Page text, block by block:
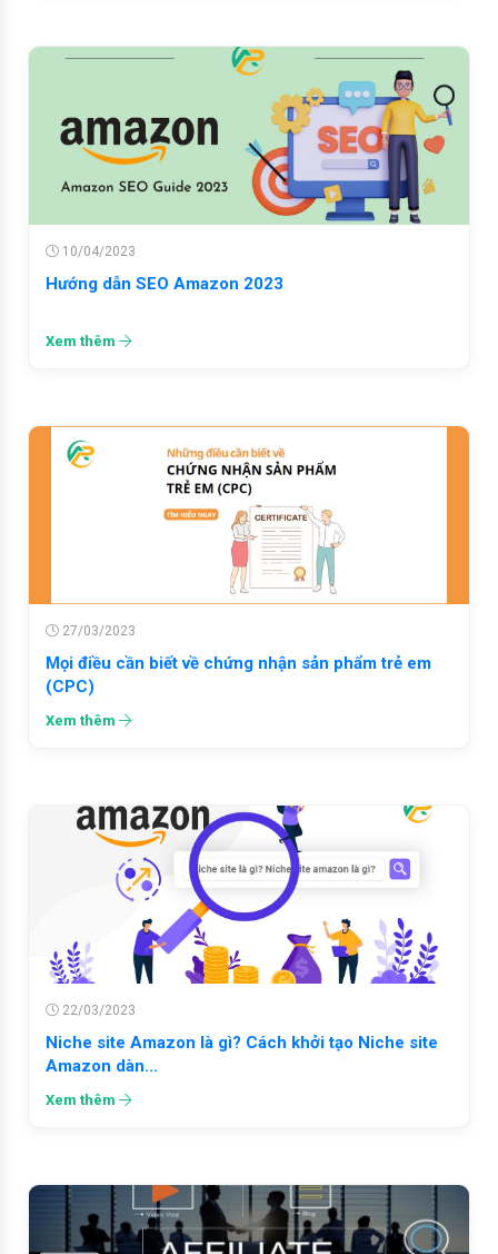
10/04/2023
Hướng dẫn SEO Amazon 2023
Xem thêm
27/03/2023
Mọi điều cần biết về chứng nhận sản phẩm trẻ em
(CPC)
Xem thêm
22/03/2023
Niche site Amazon là gì? Cách khởi tạo Niche site
Amazon dàn...
Xem thêm